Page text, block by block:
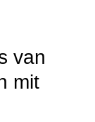
van
mit